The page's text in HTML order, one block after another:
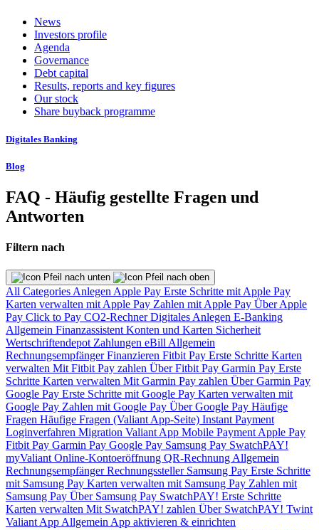
News
Investors profile
Agenda
Governance
Debt capital
Results, reports and key figures
Our stock
Share buyback programme
Digitales Banking
Blog
FAQ - Häufig gestellte Fragen und
Antworten
Filtern nach
All Categories Anlegen Apple Pay Erste Schritte mit Apple Pay
Karten verwalten mit Apple Pay Zahlen mit Apple Pay Über Apple
Pay Click to Pay CO2-RechnerDigitales Anlegen E-Banking
Allgemein Finanzassistent Konten und Karten Sicherheit
Wertschriftendepot Zahlungen eBill Allgemein
RechnungsempfängerFinanzieren Fitbit Pay Erste Schritte Karten
verwalten Mit Fitbit Pay zahlen Über Fitbit Pay Garmin Pay Erste
Schritte Karten verwalten Mit Garmin Pay zahlen Über Garmin Pay
Google Pay Erste Schritte mit Google Pay Karten verwalten mit
Google Pay Zahlen mit Google Pay Über Google Pay Häufige
Fragen Häufige Fragen (Valiant App-Seite) Instant Payment
Loginverfahren Migration Valiant App Mobile Payment Apple Pay
Fitbit Pay Garmin Pay Google Pay Samsung Pay SwatchPAY!
myValiant Online-Kontoeröffnung QR-Rechnung Allgemein
RechnungsempfängerRechnungssteller Samsung Pay Erste Schritte
mit Samsung Pay Karten verwalten mit Samsung Pay Zahlen mit
Samsung Pay Über Samsung Pay SwatchPAY! Erste Schritte
Karten verwalten Mit SwatchPAY! zahlen Über SwatchPAY! Twint
Valiant App Allgemein App aktivieren & einrichten